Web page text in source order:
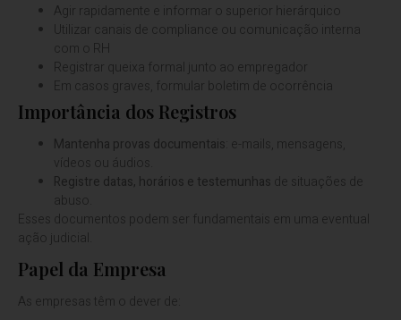
Agir rapidamente e informar o superior hierárquico
Utilizar canais de compliance ou comunicação interna
com o RH
Registrar queixa formal junto ao empregador
Em casos graves, formular boletim de ocorrência
Importância dos Registros
Mantenha provas documentais : e-mails, mensagens,
vídeos ou áudios.
Registre datas, horários e testemunhas de situações de
abuso.
Esses documentos podem ser fundamentais em uma eventual
ação judicial.
Papel da Empresa
As empresas têm o dever de: